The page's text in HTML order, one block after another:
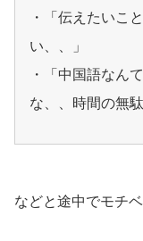
・「伝えたいこ
い、、」
・「中国語なん
な、、時間の無
などと途中でモチ